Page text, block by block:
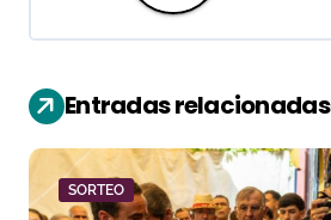
c
i
ó
n
Entradas relacionadas
SORTEO